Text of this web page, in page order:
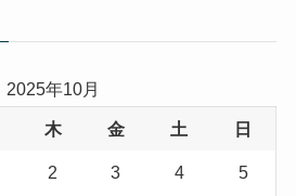
2025年10月
木 金 土 日
2 3 4 5